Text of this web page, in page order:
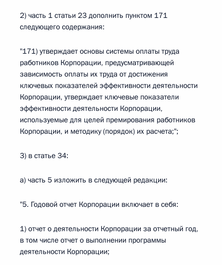
2) часть 1 статьи 23 дополнить пунктом 171
следующего содержания:
"171) утверждает основы системы оплаты труда
работников Корпорации, предусматривающей
зависимость оплаты их труда от достижения
ключевых показателей эффективности деятельности
Корпорации, утверждает ключевые показатели
эффективности деятельности Корпорации,
используемые для целей премирования работников
Корпорации, и методику (порядок) их расчета;";
3) в статье 34:
а) часть 5 изложить в следующей редакции:
"5. Годовой отчет Корпорации включает в себя:
1) отчет о деятельности Корпорации за отчетный год,
в том числе отчет о выполнении программы
деятельности Корпорации;